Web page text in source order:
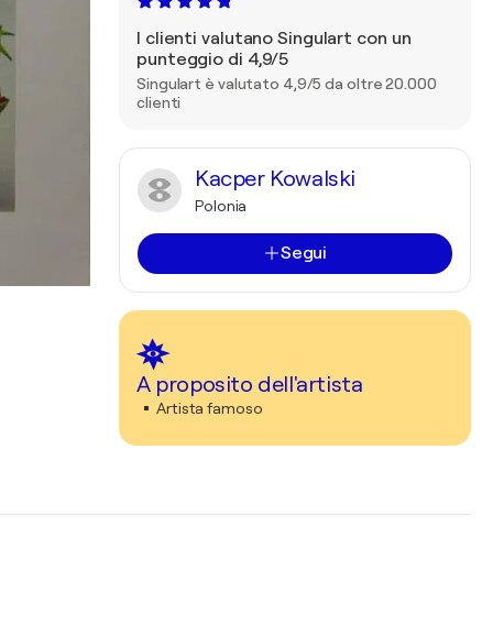
I clienti valutano Singulart con un
punteggio di 4,9/5
Singulart è valutato 4,9/5 da oltre 20.000
clienti
Kacper Kowalski
Polonia
Segui
A proposito dell'artista
Artista famoso